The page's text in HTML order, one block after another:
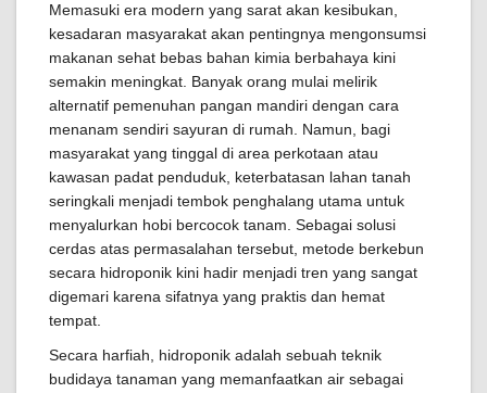
Memasuki era modern yang sarat akan kesibukan,
kesadaran masyarakat akan pentingnya mengonsumsi
makanan sehat bebas bahan kimia berbahaya kini
semakin meningkat. Banyak orang mulai melirik
alternatif pemenuhan pangan mandiri dengan cara
menanam sendiri sayuran di rumah. Namun, bagi
masyarakat yang tinggal di area perkotaan atau
kawasan padat penduduk, keterbatasan lahan tanah
seringkali menjadi tembok penghalang utama untuk
menyalurkan hobi bercocok tanam. Sebagai solusi
cerdas atas permasalahan tersebut, metode berkebun
secara hidroponik kini hadir menjadi tren yang sangat
digemari karena sifatnya yang praktis dan hemat
tempat.
Secara harfiah, hidroponik adalah sebuah teknik
budidaya tanaman yang memanfaatkan air sebagai